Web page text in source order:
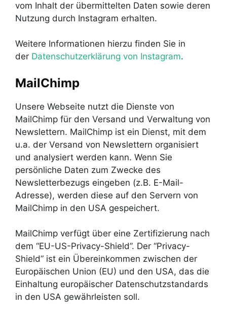
vom Inhalt der übermittelten Daten sowie deren
Nutzung durch Instagram erhalten.
Weitere Informationen hierzu finden Sie in
der Datenschutzerklärung von Instagram.
MailChimp
Unsere Webseite nutzt die Dienste von
MailChimp für den Versand und Verwaltung von
Newslettern. MailChimp ist ein Dienst, mit dem
u.a. der Versand von Newslettern organisiert
und analysiert werden kann. Wenn Sie
persönliche Daten zum Zwecke des
Newsletterbezugs eingeben (z.B. E-Mail-
Adresse), werden diese auf den Servern von
MailChimp in den USA gespeichert.
MailChimp verfügt über eine Zertifizierung nach
dem “EU-US-Privacy-Shield”. Der “Privacy-
Shield” ist ein Übereinkommen zwischen der
Europäischen Union (EU) und den USA, das die
Einhaltung europäischer Datenschutzstandards
in den USA gewährleisten soll.